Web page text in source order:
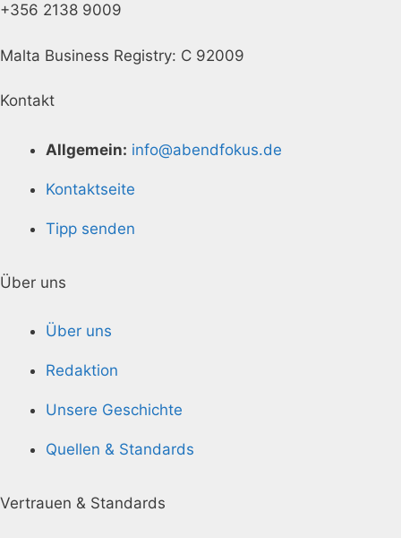
+356 2138 9009
Malta Business Registry: C 92009
Kontakt
Allgemein: info@abendfokus.de
Kontaktseite
Tipp senden
Über uns
Über uns
Redaktion
Unsere Geschichte
Quellen & Standards
Vertrauen & Standards